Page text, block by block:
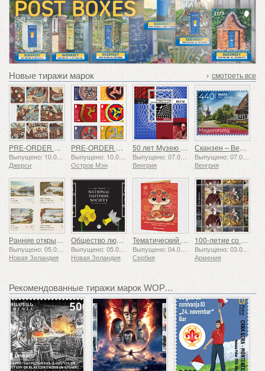
Новые тиражи марок › смотреть все
PRE-ORDER Рассказы о Сент-Хелиере
Джерси
PRE-ORDER Коллекция «Трискелион II»
Выпущено: 10.08.2026
Остров Мэн
50 лет Музею Вазарели в Пече
Венгрия
Сканзен – Венгерский музей под открытым небом
Выпущено: 07.08.2026
Венгрия
Ранние открытки
Выпущено: 05.08.2026
Новая Зеландия
Общество любителей нарциссов: 100 лет
Выпущено: 05.08.2026
Новая Зеландия
Тематический набор - Год Змеи
Выпущено: 04.08.2026
Сербия
100-летие со дня рождения Григора Ханджяна
Выпущено: 03.08.2026
Армения
Рекомендованные тиражи марок WOPA+